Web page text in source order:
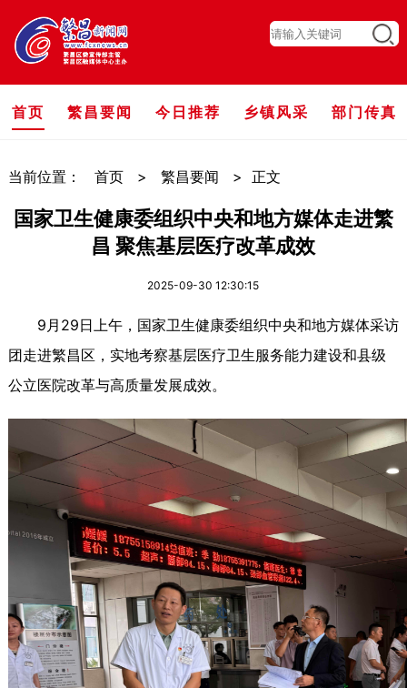
首页 繁昌要闻 今日推荐 乡镇风采 部门传真
当前位置： 首页 > 繁昌要闻 > 正文
国家卫生健康委组织中央和地方媒体走进繁
昌 聚焦基层医疗改革成效
2025-09-30 12:30:15
9月29日上午，国家卫生健康委组织中央和地方媒体采访
团走进繁昌区，实地考察基层医疗卫生服务能力建设和县级
公立医院改革与高质量发展成效。